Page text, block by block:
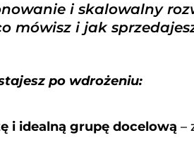
i skalowalny
mówisz i jak
po wdrożeniu:
i idealną grupę docelową –